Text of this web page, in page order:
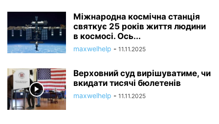
Міжнародна космічна станція
святкує 25 років життя людини
в космосі. Ось...
maxwelhelp - 11.11.2025
Верховний суд вирішуватиме, чи
вкидати тисячі бюлетенів
maxwelhelp - 11.11.2025